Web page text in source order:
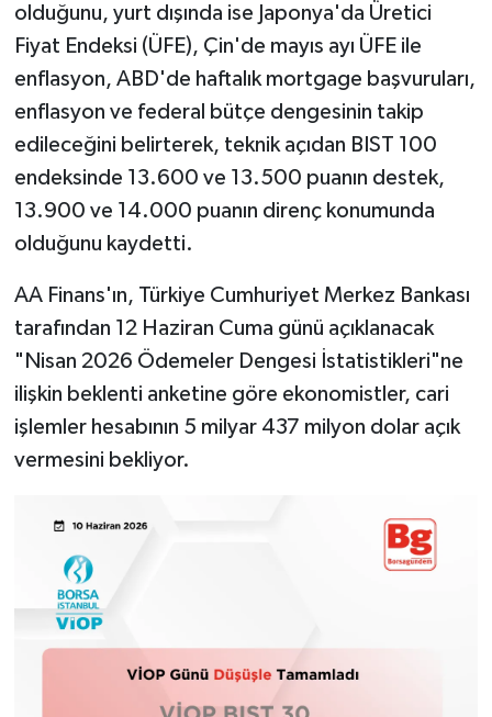
olduğunu, yurt dışında ise Japonya'da Üretici
Fiyat Endeksi (ÜFE), Çin'de mayıs ayı ÜFE ile
enflasyon, ABD'de haftalık mortgage başvuruları,
enflasyon ve federal bütçe dengesinin takip
edileceğini belirterek, teknik açıdan BIST 100
endeksinde 13.600 ve 13.500 puanın destek,
13.900 ve 14.000 puanın direnç konumunda
olduğunu kaydetti.
AA Finans'ın, Türkiye Cumhuriyet Merkez Bankası
tarafından 12 Haziran Cuma günü açıklanacak
"Nisan 2026 Ödemeler Dengesi İstatistikleri"ne
ilişkin beklenti anketine göre ekonomistler, cari
işlemler hesabının 5 milyar 437 milyon dolar açık
vermesini bekliyor.